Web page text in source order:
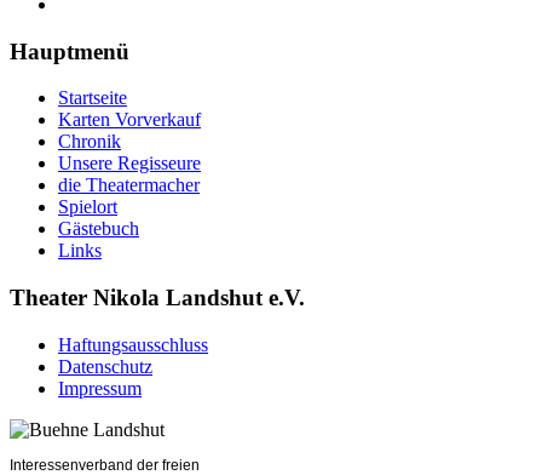
Hauptmenü
Startseite
Karten Vorverkauf
Chronik
Unsere Regisseure
die Theatermacher
Spielort
Gästebuch
Links
Theater Nikola Landshut e.V.
Haftungsausschluss
Datenschutz
Impressum
Interessenverband der freien